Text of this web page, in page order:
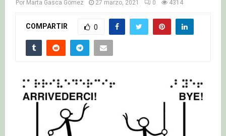
Por Marta Gasca Gómez 27 marzo, 2021 0 4314
COMPARTIR 0